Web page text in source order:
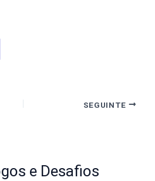
SEGUINTE
e Desafios